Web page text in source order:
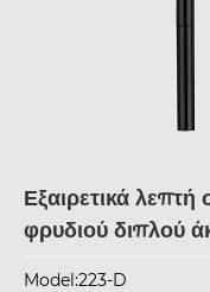
Εξαιρετικά
φρυδιού διπλού
Model:223-D